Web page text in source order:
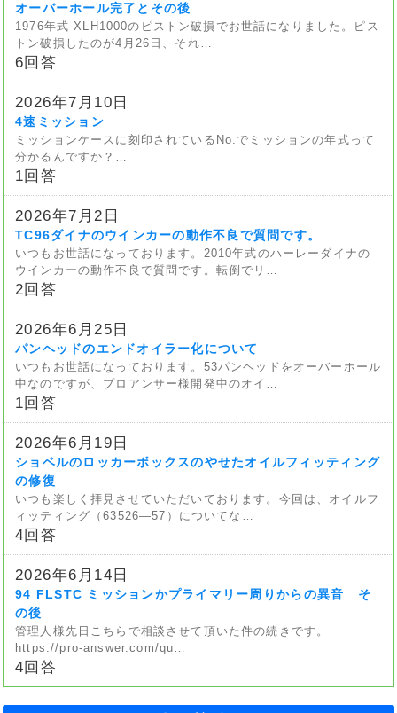
オーバーホール完了とその後
1976年式 XLH1000のピストン破損でお世話になりました。ピス
トン破損したのが4月26日、それ…
6回答
2026年7月10日
4速ミッション
ミッションケースに刻印されているNo.でミッションの年式って
分かるんですか？…
1回答
2026年7月2日
TC96ダイナのウインカーの動作不良で質問です。
いつもお世話になっております。2010年式のハーレーダイナの
ウインカーの動作不良で質問です。転倒でリ…
2回答
2026年6月25日
パンヘッドのエンドオイラー化について
いつもお世話になっております。53パンヘッドをオーバーホール
中なのですが、プロアンサー様開発中のオイ…
1回答
2026年6月19日
ショベルのロッカーボックスのやせたオイルフィッティング
の修復
いつも楽しく拝見させていただいております。今回は、オイルフ
ィッティング（63526—57）についてな…
4回答
2026年6月14日
94 FLSTC ミッションかプライマリー周りからの異音 そ
の後
管理人様先日こちらで相談させて頂いた件の続きです。
https://pro-answer.com/qu…
4回答